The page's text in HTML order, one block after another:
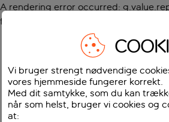
A rendering error occurred:
function
Vi bruger strengt nødvendige
vores hjemmeside fungerer korrekt.
Med dit samtykke, som du kan
når som helst, bruger vi cookies og
at: